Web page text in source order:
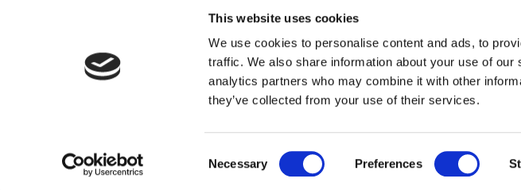
This website uses cookies
We use cookies to personalise content and ads, to
traffic. We also share information about your use of
analytics partners who may combine it with other
they’ve collected from your use of their services.
Selection
Necessary Preferences
木, 11月 26, 2020 で 2:17 午後
ホーム ソリューション フォーラム Privacy Policy / Cookie Policy